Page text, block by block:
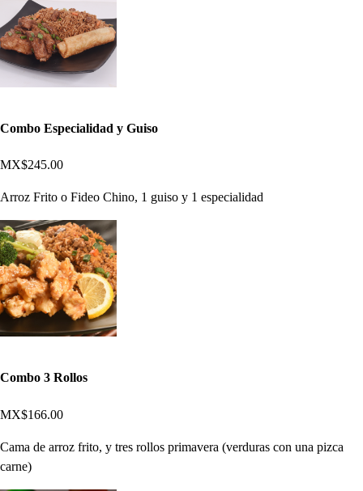
Combo Especialidad y Guiso
MX$245.00
Arroz Frito o Fideo Chino, 1 guiso y 1 especialidad
Combo 3 Rollos
MX$166.00
Cama de arroz frito, y tres rollos primavera (verduras con una pizca
carne)